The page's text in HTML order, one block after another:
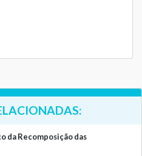
da Recomposição das